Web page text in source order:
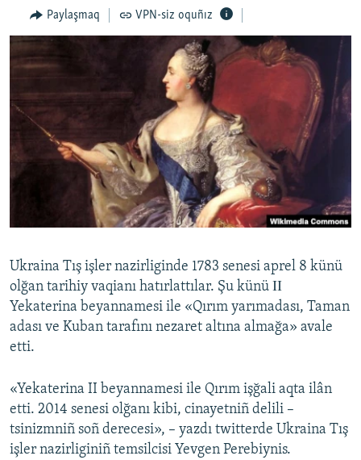
İNSAN AQLARI
VİDEO
BLOGLAR
FİKİR
Русский
Українською
RFE/RS bütün saytları
Paylaşmaq VPN-siz oquñız
Ukraina Tış işler nazirliginde 1783 senesi aprel 8 künü
olğan tarihiy vaqianı hatırlattılar. Şu künü ІІ
Yekaterina beyannamesi ile «Qırım yarımadası, Taman
adası ve Kuban tarafını nezaret altına almağa» avale
etti.
«Yekaterina II beyannamesi ile Qırım işğali aqta ilân
etti. 2014 senesi olğanı kibi, cinayetniñ delili –
tsinizmniñ soñ derecesi», – yazdı twitterde Ukraina Tış
işler nazirliginiñ temsilcisi Yevgen Perebiynis.